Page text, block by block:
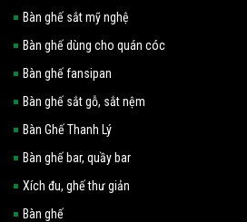
Bàn ghế sắt mỹ nghệ
Bàn ghế dùng cho quán cóc
Bàn ghế fansipan
Bàn ghế sắt gỗ, sắt nệm
Bàn Ghế Thanh Lý
Bàn ghế bar, quầy bar
Xích đu, ghế thư giản
Bàn ghế